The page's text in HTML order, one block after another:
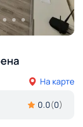
На карте
0.0(0)